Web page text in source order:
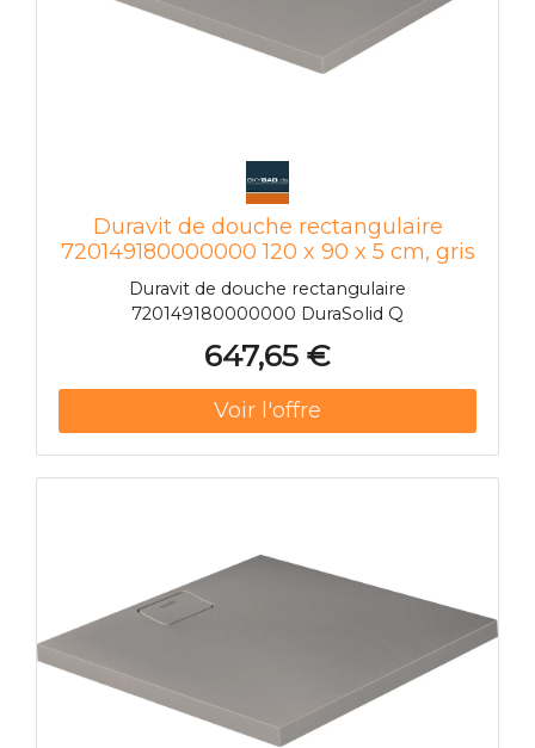
Duravit de douche rectangulaire
720149180000000 120 x 90 x 5 cm, gris
béton
Duravit de douche rectangulaire
720149180000000 DuraSolid Q
647,65 €